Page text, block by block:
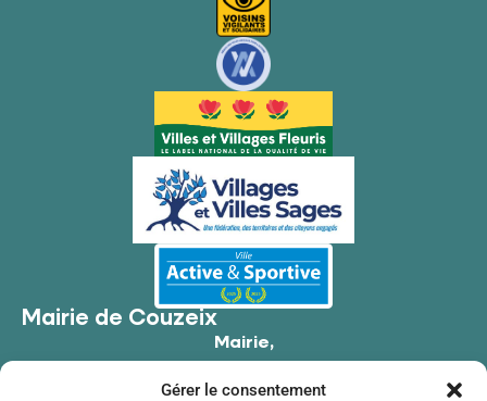
Gérer le consentement
Mairie de Couzeix
Mairie,